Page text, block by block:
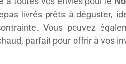
livrés prêts à déguster,
Vous pouvez
parfait pour offrir à vos